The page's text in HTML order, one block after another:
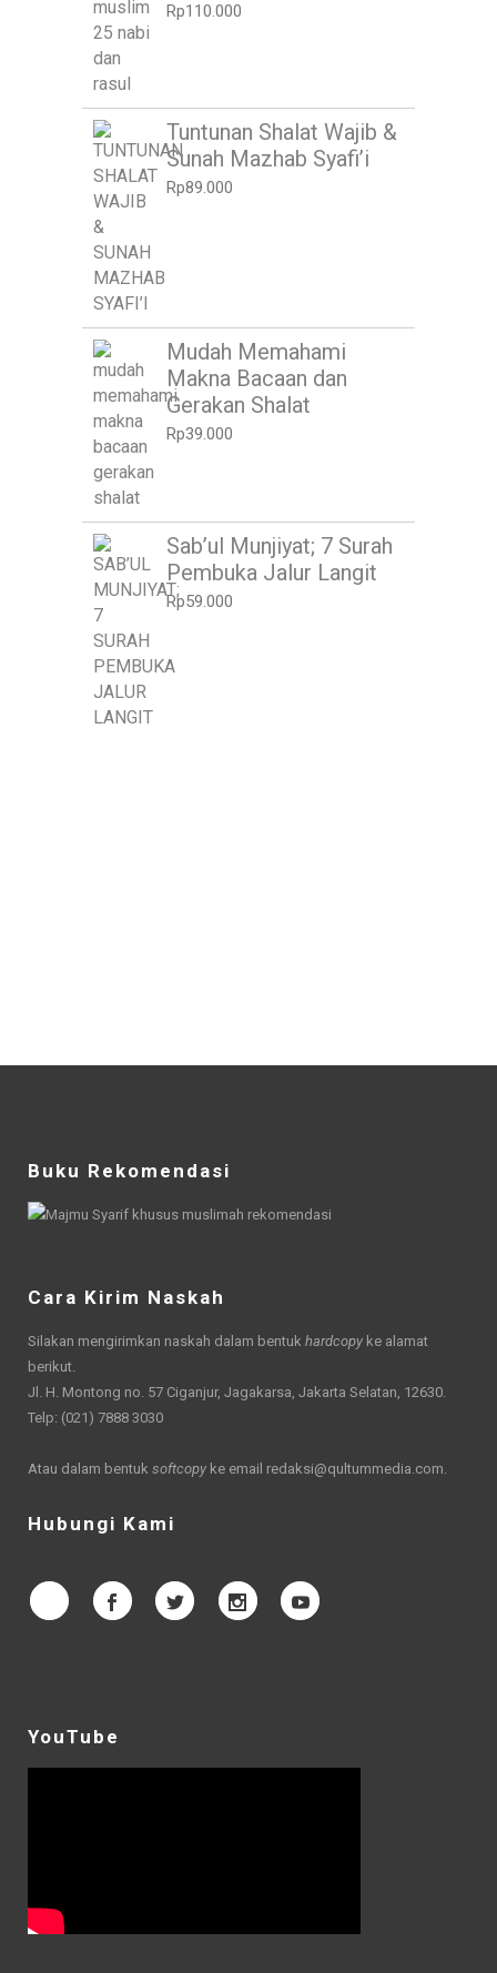
Rp110.000
Tuntunan Shalat Wajib &
Sunah Mazhab Syafi’i
Rp89.000
Mudah Memahami
Makna Bacaan dan
Gerakan Shalat
Rp39.000
Sab’ul Munjiyat; 7 Surah
Pembuka Jalur Langit
Rp59.000
Buku Rekomendasi
Cara Kirim Naskah
Silakan mengirimkan naskah dalam bentuk hardcopy ke alamat
berikut.
Jl. H. Montong no. 57 Ciganjur, Jagakarsa, Jakarta Selatan, 12630.
Telp: (021) 7888 3030
Atau dalam bentuk softcopy ke email redaksi@qultummedia.com.
Hubungi Kami
YouTube